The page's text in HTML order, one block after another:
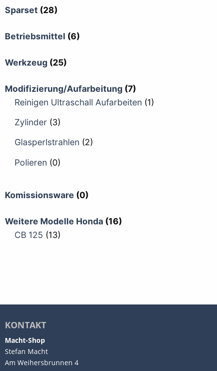
Sparset (28)
Betriebsmittel (6)
Werkzeug (25)
Modifizierung/Aufarbeitung (7)
Reinigen Ultraschall Aufarbeiten (1)
Zylinder (3)
Glasperlstrahlen (2)
Polieren (0)
Komissionsware (0)
Weitere Modelle Honda (16)
CB 125 (13)
KONTAKT
Macht-Shop
Stefan Macht
Am Weihersbrunnen 4